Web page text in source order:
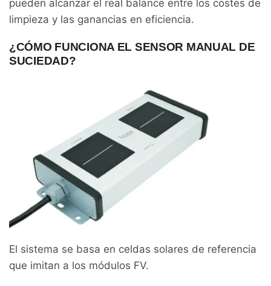
pueden alcanzar el real balance entre los costes de
limpieza y las ganancias en eficiencia.
¿CÓMO FUNCIONA EL SENSOR MANUAL DE
SUCIEDAD?
El sistema se basa en celdas solares de referencia
que imitan a los módulos FV.